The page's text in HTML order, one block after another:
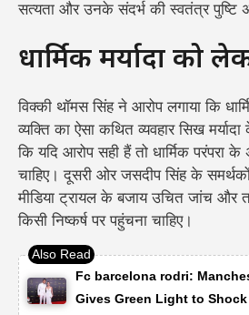
सत्यता और उनके संदर्भ की स्वतंत्र पुष्टि
धार्मिक मर्यादा को
विक्की थॉमस सिंह ने आरोप लगाया कि
व्यक्ति का ऐसा कथित व्यवहार सिख
कि यदि आरोप सही हैं तो धार्मिक परंपरा
चाहिए।दूसरी ओर जसदीप सिंह के
मीडिया ट्रायल के बजाय उचित जांच और
किसी निष्कर्ष पर पहुंचना चाहिए।
Fc barcelona rodri:
Gives Green Light to Shock